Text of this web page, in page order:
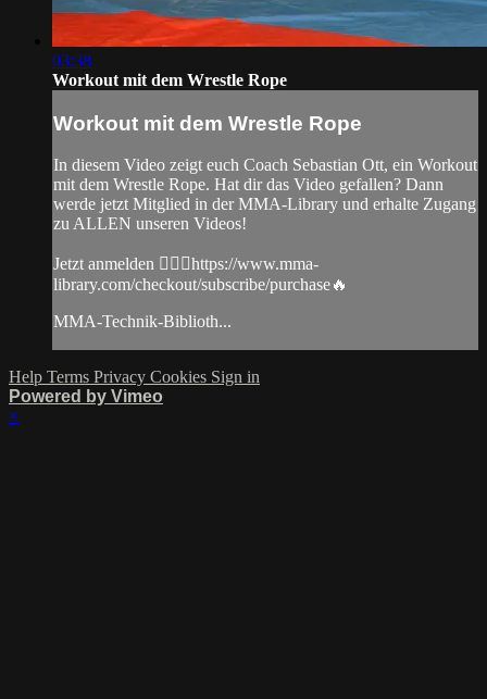
03:38
Workout mit dem Wrestle Rope
Workout mit dem Wrestle Rope
In diesem Video zeigt euch Coach Sebastian Ott, ein Workout
mit dem Wrestle Rope. Hat dir das Video gefallen? Dann
werde jetzt Mitglied in der MMA-Library und erhalte Zugang
zu ALLEN unseren Videos!
Jetzt anmelden 👉🏼🔥https://www.mma-
library.com/checkout/subscribe/purchase🔥
MMA-Technik-Biblioth...
Help Terms Privacy Cookies Sign in
Powered by Vimeo
×